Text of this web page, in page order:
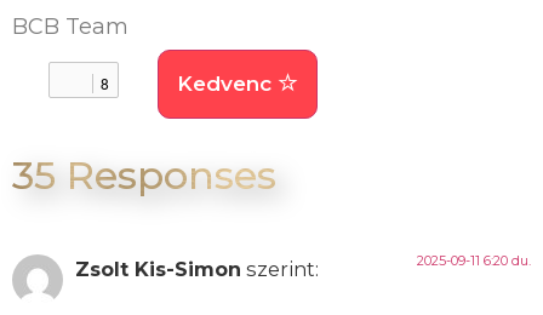
BCB Team
8 Kedvenc
35 Responses
Zsolt Kis-Simon szerint: 2025-09-11 6:20 du.